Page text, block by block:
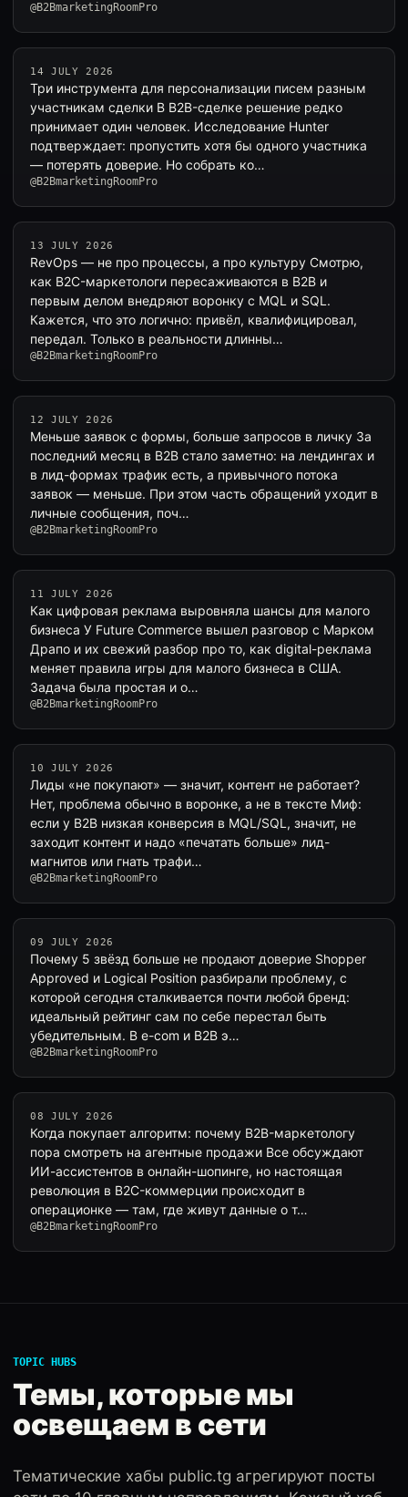
@B2BmarketingRoomPro
14 JULY 2026
Три инструмента для персонализации писем разным
участникам сделки В B2B-сделке решение редко
принимает один человек. Исследование Hunter
подтверждает: пропустить хотя бы одного участника
— потерять доверие. Но собрать ко…
@B2BmarketingRoomPro
13 JULY 2026
RevOps — не про процессы, а про культуру Смотрю,
как B2C-маркетологи пересаживаются в B2B и
первым делом внедряют воронку с MQL и SQL.
Кажется, что это логично: привёл, квалифицировал,
передал. Только в реальности длинны…
@B2BmarketingRoomPro
12 JULY 2026
Меньше заявок с формы, больше запросов в личку За
последний месяц в B2B стало заметно: на лендингах и
в лид-формах трафик есть, а привычного потока
заявок — меньше. При этом часть обращений уходит в
личные сообщения, поч…
@B2BmarketingRoomPro
11 JULY 2026
Как цифровая реклама выровняла шансы для малого
бизнеса У Future Commerce вышел разговор с Марком
Драпо и их свежий разбор про то, как digital-реклама
меняет правила игры для малого бизнеса в США.
Задача была простая и о…
@B2BmarketingRoomPro
10 JULY 2026
Лиды «не покупают» — значит, контент не работает?
Нет, проблема обычно в воронке, а не в тексте Миф:
если у B2B низкая конверсия в MQL/SQL, значит, не
заходит контент и надо «печатать больше» лид-
магнитов или гнать трафи…
@B2BmarketingRoomPro
09 JULY 2026
Почему 5 звёзд больше не продают доверие Shopper
Approved и Logical Position разбирали проблему, с
которой сегодня сталкивается почти любой бренд:
идеальный рейтинг сам по себе перестал быть
убедительным. В e-com и B2B э…
@B2BmarketingRoomPro
08 JULY 2026
Когда покупает алгоритм: почему B2B-маркетологу
пора смотреть на агентные продажи Все обсуждают
ИИ-ассистентов в онлайн-шопинге, но настоящая
революция в B2C-коммерции происходит в
операционке — там, где живут данные о т…
@B2BmarketingRoomPro
TOPIC HUBS
Темы, которые мы
освещаем в сети
Тематические хабы public.tg агрегируют посты